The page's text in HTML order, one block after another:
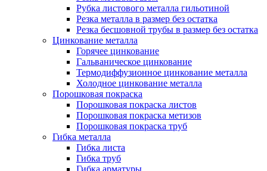
Рубка листового металла гильотиной
Резка металла в размер без остатка
Резка бесшовной трубы в размер без остатка
Цинкование металла
Горячее цинкование
Гальваническое цинкование
Термодиффузионное цинкование металла
Холодное цинкование металла
Порошковая покраска
Порошковая покраска листов
Порошковая покраска метизов
Порошковая покраска труб
Гибка металла
Гибка листа
Гибка труб
Гибка арматуры